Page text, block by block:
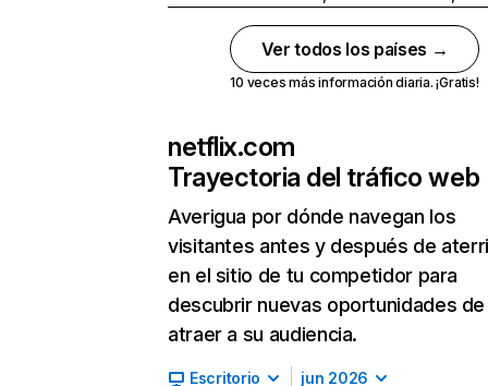
Ver todos los países →
10 veces más información diaria. ¡Gratis!
netflix.com
Trayectoria del tráfico web
Averigua por dónde navegan los
visitantes antes y después de
en el sitio de tu competidor para
descubrir nuevas oportunidades de
atraer a su audiencia.
Escritorio jun 2026